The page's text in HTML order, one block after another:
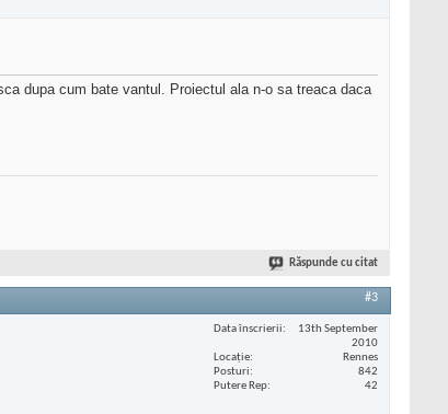
dupa cum bate vantul. Proiectul ala n-o sa treaca daca
Răspunde cu citat
#3
Data înscrierii
13th September
2010
Locaţie
Rennes
Posturi
842
Putere Rep
42